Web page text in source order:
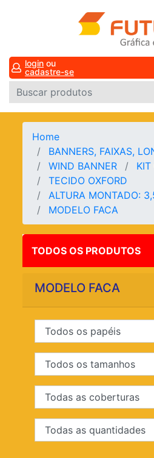
login ou
cadastre-se
Home
BANNERS, FAIXAS,
WIND BANNER
TECIDO OXFORD
ALTURA MONTADO:
MODELO FACA
TODOS OS PRODUTOS
MODELO FACA